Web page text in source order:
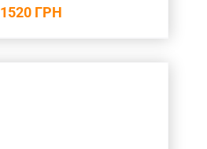
1520 ГРН